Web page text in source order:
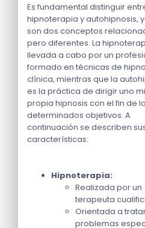
Es fundamental distinguir
hipnoterapia y autohipnosis,
son dos conceptos
pero diferentes. La
llevada a cabo por un
formado en técnicas de
clínica, mientras que la
es la práctica de dirigir uno
propia hipnosis con el fin de
determinados objetivos. A
continuación se describen
características:
Hipnoterapia:
Realizada por un
terapeuta
Orientada a
problemas